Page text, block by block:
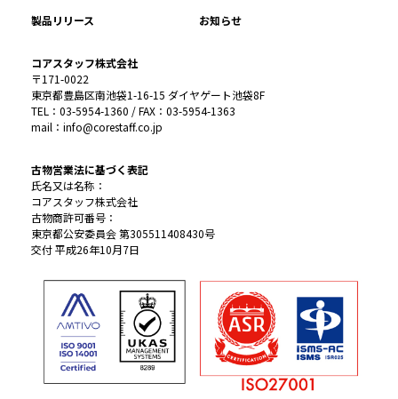
製品リリース
お知らせ
コアスタッフ株式会社
〒171-0022
東京都豊島区南池袋1-16-15 ダイヤゲート池袋8F
TEL：03-5954-1360 / FAX：03-5954-1363
mail：info@corestaff.co.jp
古物営業法に基づく表記
氏名又は名称：
コアスタッフ株式会社
古物商許可番号：
東京都公安委員会 第305511408430号
交付 平成26年10月7日